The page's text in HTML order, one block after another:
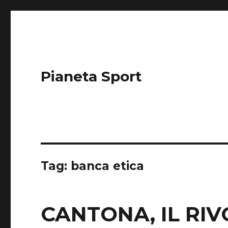
Pianeta Sport
Tag: banca etica
CANTONA, IL